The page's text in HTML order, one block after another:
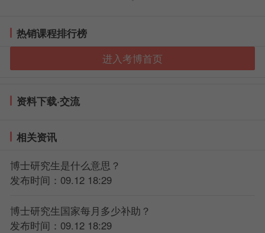
温馨提示：因考试政策、内容不断变化与调整，本网站
提供的以上信息仅供参考，如有异议，请考生以权威部门公
热销课程排行榜
进入考博首页
资料下载·交流
相关资讯
博士研究生是什么意思？
发布时间：09.12 18:29
博士研究生国家每月多少补助？
发布时间：09.12 18:29